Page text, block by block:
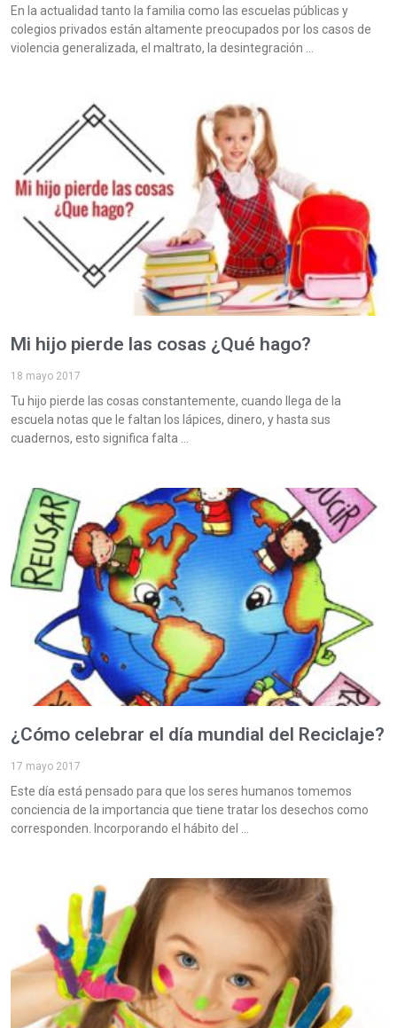
En la actualidad tanto la familia como las escuelas públicas y
colegios privados están altamente preocupados por los casos de
violencia generalizada, el maltrato, la desintegración
Mi hijo pierde las cosas ¿Qué hago?
18 mayo 2017
Tu hijo pierde las cosas constantemente, cuando llega de la
escuela notas que le faltan los lápices, dinero, y hasta sus
cuadernos, esto significa falta
¿Cómo celebrar el día mundial del Reciclaje?
17 mayo 2017
Este día está pensado para que los seres humanos tomemos
conciencia de la importancia que tiene tratar los desechos como
corresponden. Incorporando el hábito del